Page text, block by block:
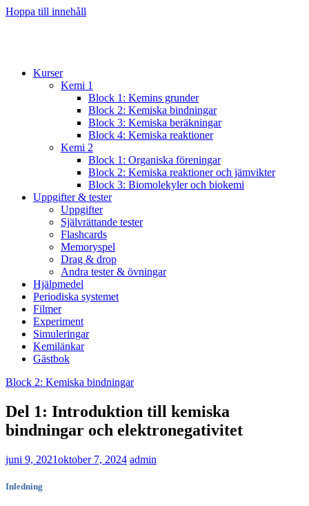
Hoppa till innehåll
Kurser
Kemi 1
Block 1: Kemins grunder
Block 2: Kemiska bindningar
Block 3: Kemiska beräkningar
Block 4: Kemiska reaktioner
Kemi 2
Block 1: Organiska föreningar
Block 2: Kemiska reaktioner och jämvikter
Block 3: Biomolekyler och biokemi
Uppgifter & tester
Uppgifter
Självrättande tester
Flashcards
Memoryspel
Drag & drop
Andra tester & övningar
Hjälpmedel
Periodiska systemet
Filmer
Experiment
Simuleringar
Kemilänkar
Gästbok
Block 2: Kemiska bindningar
Del 1: Introduktion till kemiska
bindningar och elektronegativitet
juni 9, 2021oktober 7, 2024 admin
Inledning